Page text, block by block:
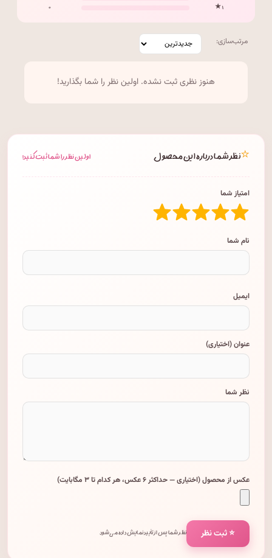
۱ ★
۰
مرتب‌سازی:
هنوز نظری ثبت نشده. اولین نظر را شما بگذارید!
⭐نظر شما درباره این محصول اولین نظر را شما ثبت کنید!
امتیاز شما
نام شما
ایمیل
عنوان (اختیاری)
نظر شما
عکس از محصول (اختیاری — حداکثر ۶ عکس، هر کدام تا ۳ مگابایت)
⭐ ثبت نظر نظر شما پس از تأیید نمایش داده می‌شود.